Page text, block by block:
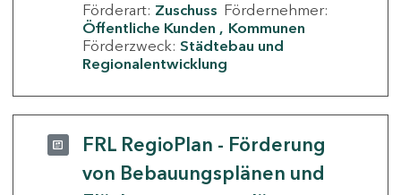
Förderart: Zuschuss Fördernehmer:
Öffentliche Kunden
Kommunen
Förderzweck: Städtebau und
Regionalentwicklung
FRL RegioPlan - Förderung
von Bebauungsplänen und